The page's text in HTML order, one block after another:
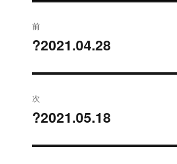
稿
ビ
ゲ
ー
前
過
の
投
稿:
?2021.04.28
次
次
投
?2021.05.18